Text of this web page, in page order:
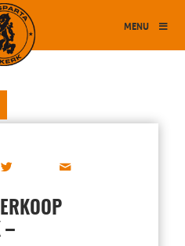
MENU
–